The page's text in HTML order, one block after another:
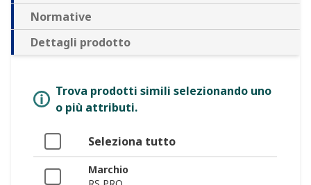
Normative
Dettagli prodotto
Trova prodotti simili selezionando uno
o più attributi.
Seleziona tutto
Marchio